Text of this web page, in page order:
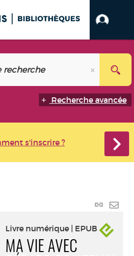
Recherche avancée
s'inscrire ?
Lien
Livre numérique | EPUB
MA VIE AVEC